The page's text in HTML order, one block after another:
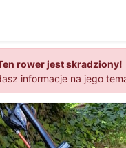
rower jest skradziony!
informacje na jego